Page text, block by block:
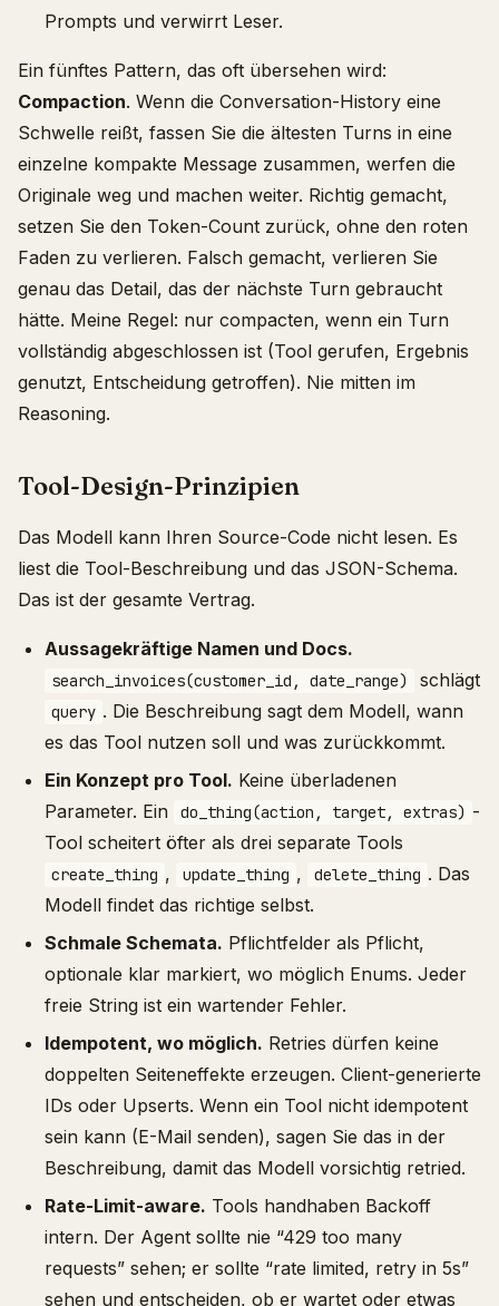
Prompts und verwirrt Leser.
Ein fünftes Pattern, das oft übersehen wird:
Compaction. Wenn die Conversation-History eine
Schwelle reißt, fassen Sie die ältesten Turns in eine
einzelne kompakte Message zusammen, werfen die
Originale weg und machen weiter. Richtig gemacht,
setzen Sie den Token-Count zurück, ohne den roten
Faden zu verlieren. Falsch gemacht, verlieren Sie
genau das Detail, das der nächste Turn gebraucht
hätte. Meine Regel: nur compacten, wenn ein Turn
vollständig abgeschlossen ist (Tool gerufen, Ergebnis
genutzt, Entscheidung getroffen). Nie mitten im
Reasoning.
Tool-Design-Prinzipien
Das Modell kann Ihren Source-Code nicht lesen. Es
liest die Tool-Beschreibung und das JSON-Schema.
Das ist der gesamte Vertrag.
Aussagekräftige Namen und Docs.
search_invoices(customer_id, date_range) schlägt
query . Die Beschreibung sagt dem Modell, wann
es das Tool nutzen soll und was zurückkommt.
Ein Konzept pro Tool. Keine überladenen
Parameter. Ein
do_thing(action, target, extras) -
Tool scheitert öfter als drei separate Tools
create_thing , update_thing , delete_thing . Das
Modell findet das richtige selbst.
Schmale Schemata. Pflichtfelder als Pflicht,
optionale klar markiert, wo möglich Enums. Jeder
freie String ist ein wartender Fehler.
Idempotent, wo möglich. Retries dürfen keine
doppelten Seiteneffekte erzeugen. Client-generierte
IDs oder Upserts. Wenn ein Tool nicht idempotent
sein kann (E-Mail senden), sagen Sie das in der
Beschreibung, damit das Modell vorsichtig retried.
Rate-Limit-aware. Tools handhaben Backoff
intern. Der Agent sollte nie “429 too many
requests” sehen; er sollte “rate limited, retry in 5s”
sehen und entscheiden, ob er wartet oder etwas